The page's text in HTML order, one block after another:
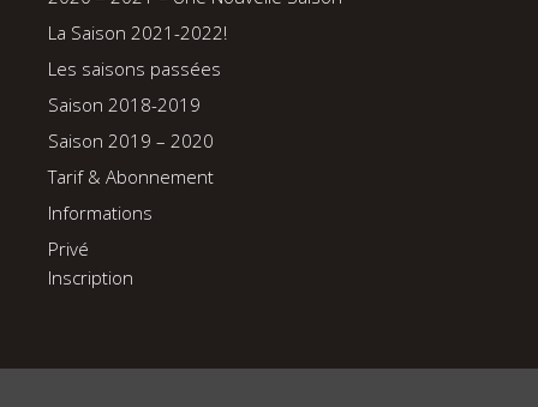
La Saison 2021-2022!
Les saisons passées
Saison 2018-2019
Saison 2019 – 2020
Tarif & Abonnement
Informations
Privé
Inscription